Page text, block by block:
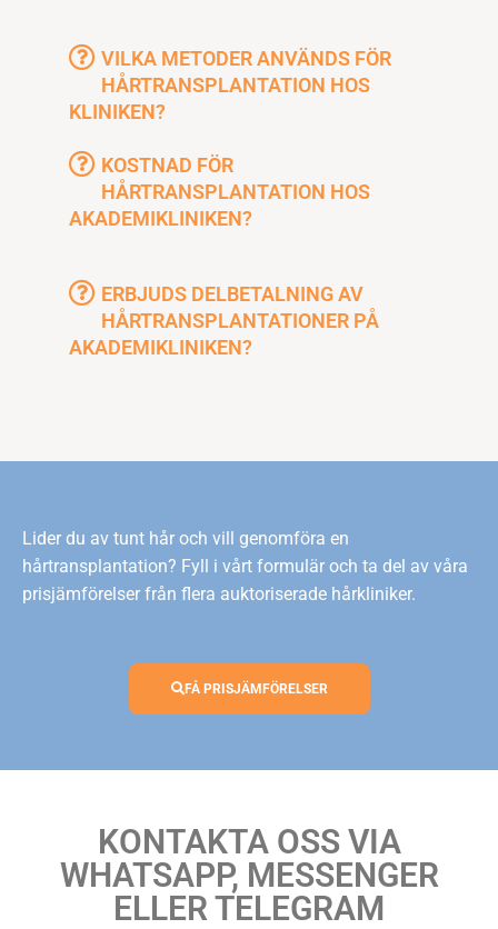
VILKA METODER ANVÄNDS FÖR
HÅRTRANSPLANTATION HOS
KLINIKEN?
KOSTNAD FÖR
HÅRTRANSPLANTATION HOS
AKADEMIKLINIKEN?
ERBJUDS DELBETALNING AV
HÅRTRANSPLANTATIONER PÅ
AKADEMIKLINIKEN?
Lider du av tunt hår och vill genomföra en
hårtransplantation? Fyll i vårt formulär och ta del av våra
prisjämförelser från flera auktoriserade hårkliniker.
FÅ PRISJÄMFÖRELSER
KONTAKTA OSS VIA
WHATSAPP, MESSENGER
ELLER TELEGRAM